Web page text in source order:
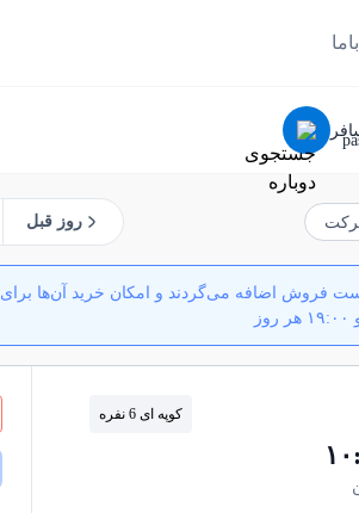
روز قبل
فروش اضافه می‌گردند و امکان خرید آن‌ها
کوپه ای 6 نفره